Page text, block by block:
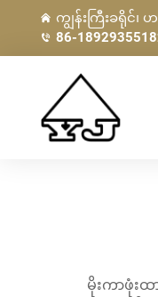
ကျွန်းကြီးခရိုင်၊
86-
မိုးကာဖုံး